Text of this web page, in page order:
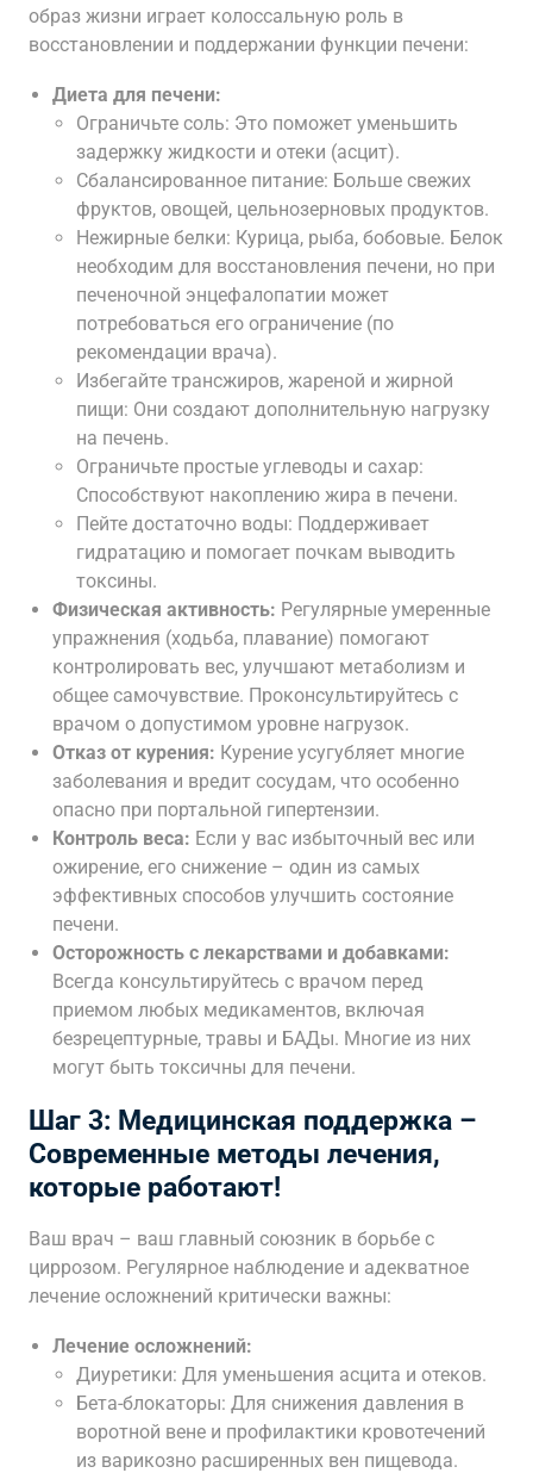
образ жизни играет колоссальную роль в
восстановлении и поддержании функции печени:
Диета для печени:
Ограничьте соль: Это поможет уменьшить
задержку жидкости и отеки (асцит).
Сбалансированное питание: Больше свежих
фруктов, овощей, цельнозерновых продуктов.
Нежирные белки: Курица, рыба, бобовые. Белок
необходим для восстановления печени, но при
печеночной энцефалопатии может
потребоваться его ограничение (по
рекомендации врача).
Избегайте трансжиров, жареной и жирной
пищи: Они создают дополнительную нагрузку
на печень.
Ограничьте простые углеводы и сахар:
Способствуют накоплению жира в печени.
Пейте достаточно воды: Поддерживает
гидратацию и помогает почкам выводить
токсины.
Физическая активность: Регулярные умеренные
упражнения (ходьба, плавание) помогают
контролировать вес, улучшают метаболизм и
общее самочувствие. Проконсультируйтесь с
врачом о допустимом уровне нагрузок.
Отказ от курения: Курение усугубляет многие
заболевания и вредит сосудам, что особенно
опасно при портальной гипертензии.
Контроль веса: Если у вас избыточный вес или
ожирение, его снижение – один из самых
эффективных способов улучшить состояние
печени.
Осторожность с лекарствами и добавками:
Всегда консультируйтесь с врачом перед
приемом любых медикаментов, включая
безрецептурные, травы и БАДы. Многие из них
могут быть токсичны для печени.
Шаг 3: Медицинская поддержка –
Современные методы лечения,
которые работают!
Ваш врач – ваш главный союзник в борьбе с
циррозом. Регулярное наблюдение и адекватное
лечение осложнений критически важны:
Лечение осложнений:
Диуретики: Для уменьшения асцита и отеков.
Бета-блокаторы: Для снижения давления в
воротной вене и профилактики кровотечений
из варикозно расширенных вен пищевода.